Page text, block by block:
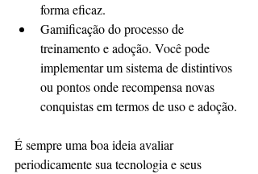
forma eficaz.
Gamificação do processo de
treinamento e adoção. Você pode
implementar um sistema de distintivos
ou pontos onde recompensa novas
conquistas em termos de uso e adoção.
É sempre uma boa ideia avaliar
periodicamente sua tecnologia e seus